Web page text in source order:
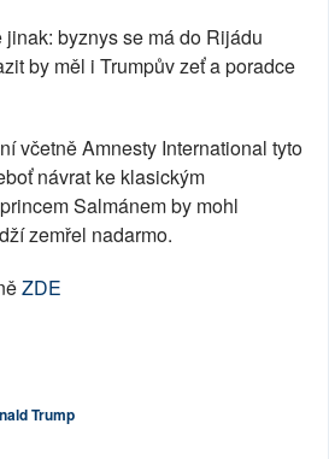
byznys se má do Rijádu
by měl i Trumpův zeť a poradce
včetně Amnesty International tyto
návrat ke klasickým
Salmánem by mohl
zemřel nadarmo.
ZDE
Trump